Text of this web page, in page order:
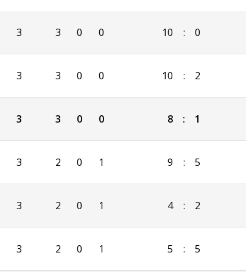
3 3 0 0 10 : 0
3 3 0 0 10 : 2
3 3 0 0 8 : 1
3 2 0 1 9 : 5
3 2 0 1 4 : 2
3 2 0 1 5 : 5